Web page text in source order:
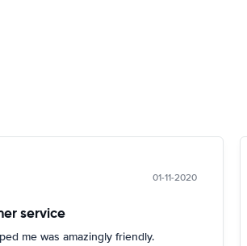
01-11-2020
service
me was amazingly friendly.